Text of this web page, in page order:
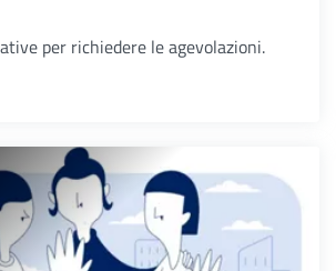
per richiedere le agevolazioni.